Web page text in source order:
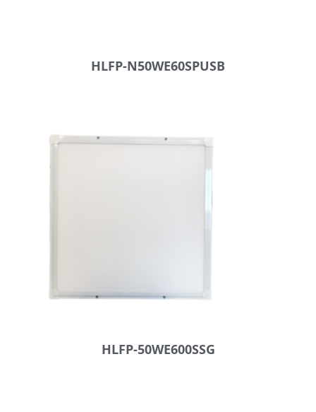
HLFP-N50WE60SPUSB
HLFP-50WE600SSG